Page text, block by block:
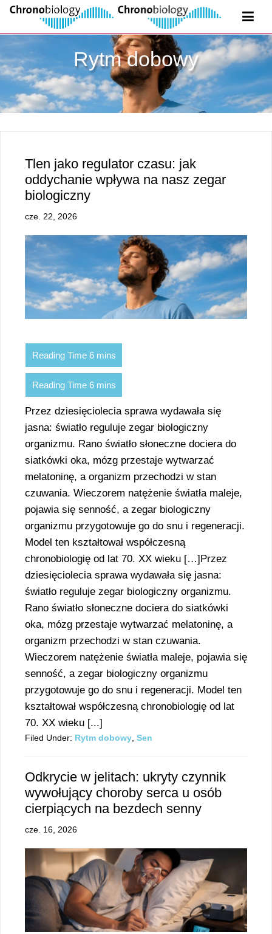
Rytm dobowy
Tlen jako regulator czasu: jak
oddychanie wpływa na nasz zegar
biologiczny
cze. 22, 2026
Przez dziesięciolecia sprawa wydawała się
jasna: światło reguluje zegar biologiczny
organizmu. Rano światło słoneczne dociera do
siatkówki oka, mózg przestaje wytwarzać
melatoninę, a organizm przechodzi w stan
czuwania. Wieczorem natężenie światła maleje,
pojawia się senność, a zegar biologiczny
organizmu przygotowuje go do snu i regeneracji.
Model ten kształtował współczesną
chronobiologię od lat 70. XX wieku […]Przez
dziesięciolecia sprawa wydawała się jasna:
światło reguluje zegar biologiczny organizmu.
Rano światło słoneczne dociera do siatkówki
oka, mózg przestaje wytwarzać melatoninę, a
organizm przechodzi w stan czuwania.
Wieczorem natężenie światła maleje, pojawia się
senność, a zegar biologiczny organizmu
przygotowuje go do snu i regeneracji. Model ten
kształtował współczesną chronobiologię od lat
70. XX wieku [...]
Filed Under: Rytm dobowy Sen
Odkrycie w jelitach: ukryty czynnik
wywołujący choroby serca u osób
cierpiących na bezdech senny
cze. 16, 2026